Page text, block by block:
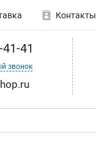
Контакты
41
звонок